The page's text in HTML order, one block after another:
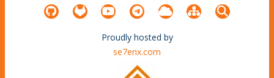
Proudly hosted by
se7enx.com